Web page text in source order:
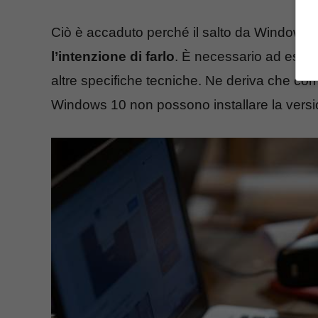
Ciò è accaduto perché il salto da Windows
l’intenzione di farlo. È necessario ad
altre specifiche tecniche. Ne deriva che
Windows 10 non possono installare la